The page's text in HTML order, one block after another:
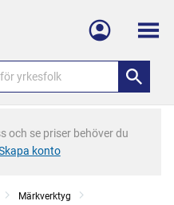
Meny
och se priser behöver du
konto
Märkverktyg